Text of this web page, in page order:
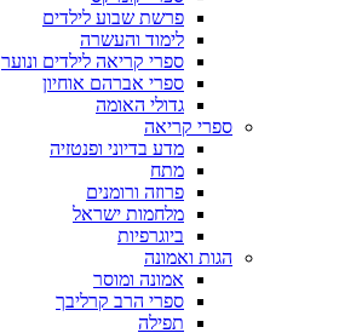
פרשת שבוע לילדים
לימוד והעשרה
ספרי קריאה לילדים ונוער
ספרי אברהם אוחיון
גדולי האומה
ספרי קריאה
מדע בדיוני ופנטזיה
מתח
פרוזה ורומנים
מלחמות ישראל
ביוגרפיות
הגות ואמונה
אמונה ומוסר
ספרי הרב קרליבך
תפילה